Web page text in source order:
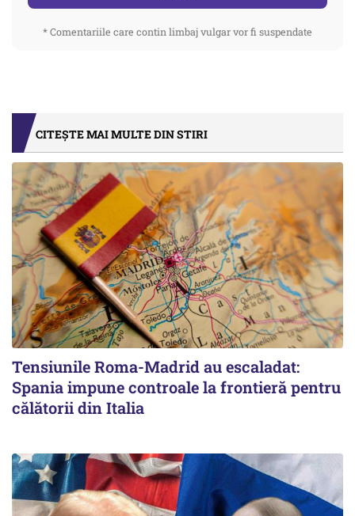
* Comentariile care contin limbaj vulgar vor fi suspendate
CITEȘTE MAI MULTE DIN STIRI
Tensiunile Roma-Madrid au escaladat:
Spania impune controale la frontieră pentru
călătorii din Italia